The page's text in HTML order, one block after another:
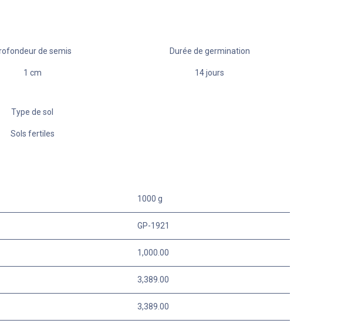
de semis
1 cm
Durée de germination
14 jours
Type de sol
Sols fertiles
1000 g
GP-1921
1,000.00
3,389.00
3,389.00